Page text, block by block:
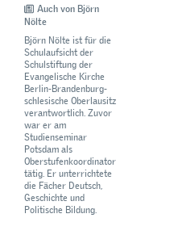
Auch von Björn
Nölte
Björn Nölte ist für die
Schulaufsicht der
Schulstiftung der
Evangelische Kirche
Berlin-Brandenburg-
schlesische Oberlausitz
verantwortlich. Zuvor
war er am
Studienseminar
Potsdam als
Oberstufenkoordinator
tätig. Er unterrichtete
die Fächer Deutsch,
Geschichte und
Politische Bildung.